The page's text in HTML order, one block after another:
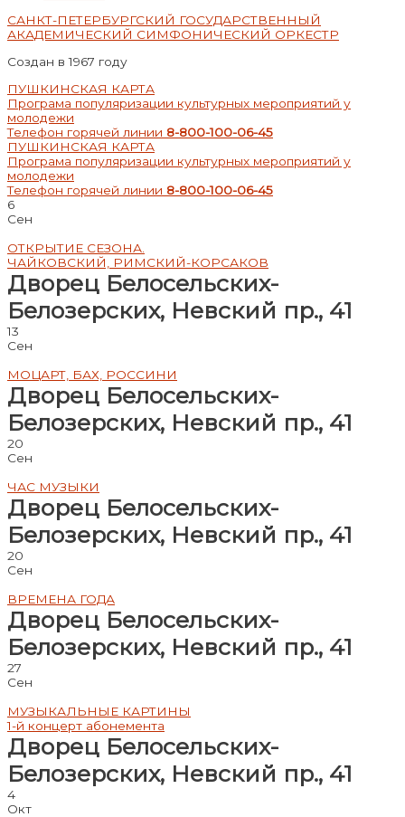
САНКТ-ПЕТЕРБУРГСКИЙ ГОСУДАРСТВЕННЫЙ
АКАДЕМИЧЕСКИЙ СИМФОНИЧЕСКИЙ ОРКЕСТР
Создан в 1967 году
ПУШКИНСКАЯ КАРТА
Програма популяризации культурных мероприятий у
молодежи
Телефон горячей линии 8-800-100-06-45
ПУШКИНСКАЯ КАРТА
Програма популяризации культурных мероприятий у
молодежи
Телефон горячей линии 8-800-100-06-45
6
Сен
ОТКРЫТИЕ СЕЗОНА.
ЧАЙКОВСКИЙ, РИМСКИЙ-КОРСАКОВ
Дворец Белосельских-
Белозерских, Невский пр., 41
13
Сен
МОЦАРТ, БАХ, РОССИНИ
Дворец Белосельских-
Белозерских, Невский пр., 41
20
Сен
ЧАС МУЗЫКИ
Дворец Белосельских-
Белозерских, Невский пр., 41
20
Сен
ВРЕМЕНА ГОДА
Дворец Белосельских-
Белозерских, Невский пр., 41
27
Сен
МУЗЫКАЛЬНЫЕ КАРТИНЫ
1-й концерт абонемента
Дворец Белосельских-
Белозерских, Невский пр., 41
4
Окт